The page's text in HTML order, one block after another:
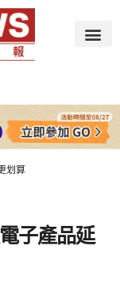
划算
子產品延